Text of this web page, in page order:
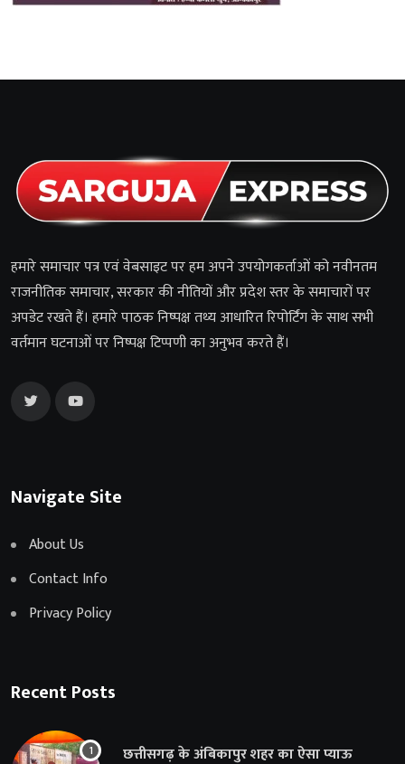
हमारे समाचार पत्र एवं वेबसाइट पर हम अपने उपयोगकर्ताओं को नवीनतम
राजनीतिक समाचार, सरकार की नीतियों और प्रदेश स्तर के समाचारों पर
अपडेट रखते हैं। हमारे पाठक निष्पक्ष तथ्य आधारित रिपोर्टिंग के साथ सभी
वर्तमान घटनाओं पर निष्पक्ष टिप्पणी का अनुभव करते हैं।
Navigate Site
About Us
Contact Info
Privacy Policy
Recent Posts
छत्तीसगढ़ के अंबिकापुर शहर का ऐसा प्याऊ